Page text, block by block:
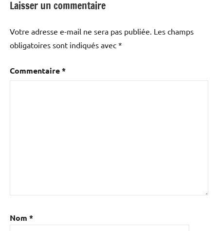
Laisser un commentaire
Votre adresse e-mail ne sera pas publiée. Les champs
obligatoires sont indiqués avec *
Commentaire*
Nom *